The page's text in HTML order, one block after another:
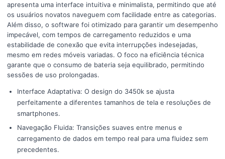
apresenta uma interface intuitiva e minimalista, permitindo que até
os usuários novatos naveguem com facilidade entre as categorias.
Além disso, o software foi otimizado para garantir um desempenho
impecável, com tempos de carregamento reduzidos e uma
estabilidade de conexão que evita interrupções indesejadas,
mesmo em redes móveis variadas. O foco na eficiência técnica
garante que o consumo de bateria seja equilibrado, permitindo
sessões de uso prolongadas.
Interface Adaptativa: O design do 3450k se ajusta
perfeitamente a diferentes tamanhos de tela e resoluções de
smartphones.
Navegação Fluida: Transições suaves entre menus e
carregamento de dados em tempo real para uma fluidez sem
precedentes.